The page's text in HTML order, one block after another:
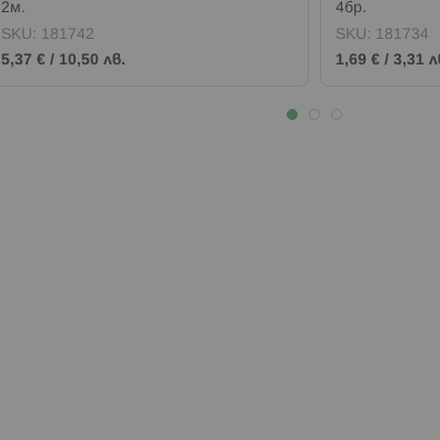
2м.
SKU: 181742
5,37 € / 10,50 лв.
4бр.
SKU: 181734
1,69 € / 3,31